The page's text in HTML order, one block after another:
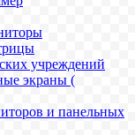
учреждений
экраны (
и панельных